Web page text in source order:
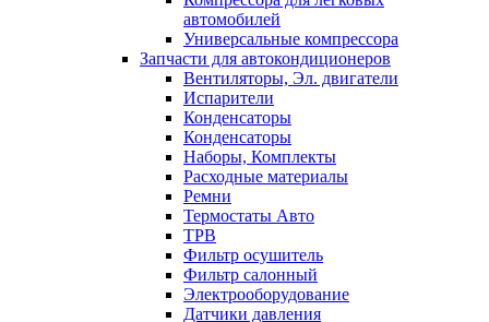
автомобилей
Универсальные компрессора
Запчасти для автокондиционеров
Вентиляторы, Эл. двигатели
Испарители
Конденсаторы
Конденсаторы
Наборы, Комплекты
Расходные материалы
Ремни
Термостаты Авто
ТРВ
Фильтр осушитель
Фильтр салонный
Электрооборудование
Датчики давления